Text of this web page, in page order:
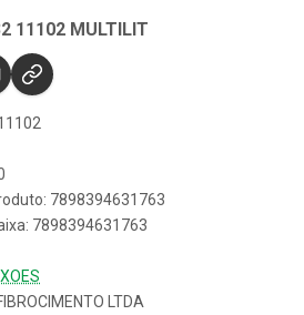
11102 MULTILIT
7898394631763
7898394631763
LTDA